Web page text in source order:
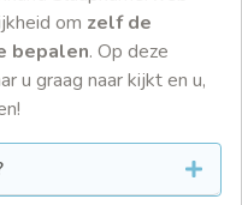
om zelf de
bepalen. Op deze
u graag naar kijkt en u,